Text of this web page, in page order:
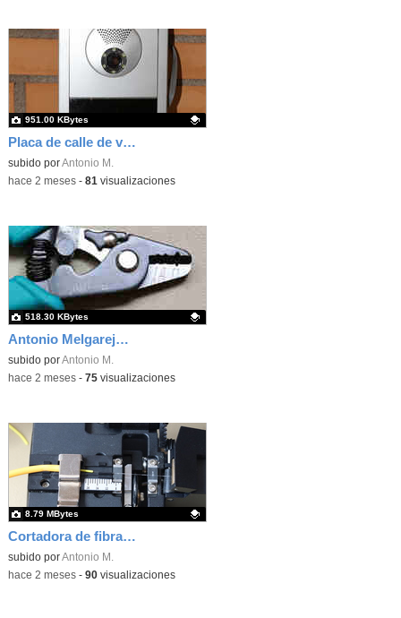
Placa de calle de videoportero comunitario
Contenido educativo.
subido porAntonio M.
951.00 KBytes
-hace 2 meses- 81 visualizaciones
Antonio Melgarejo Peña
Contenido educativo.
subido porAntonio M.
518.30 KBytes
-hace 2 meses- 75visualizaciones
Cortadora de fibra óptica
Contenido educativo.
subido porAntonio M.
8.79 MBytes
-hace 2 meses- 90visualizaciones